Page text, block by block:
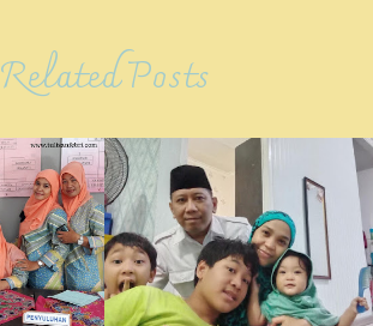
Related Posts